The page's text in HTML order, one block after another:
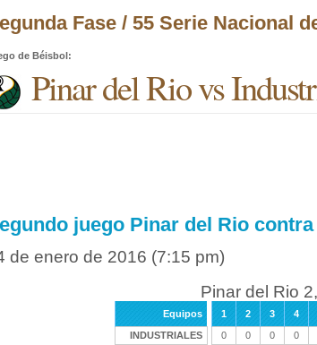
Fase / 55 Serie Nacional
de Béisbol:
Pinar del Rio vs
juego Pinar del Rio
de enero de 2016 (7:15 pm)
Pinar del Rio
Equipos 1 2 3 4
INDUSTRIALES
0 0 0 0